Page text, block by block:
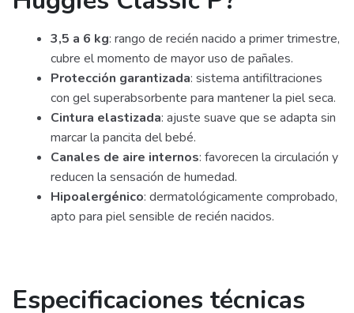
3,5 a 6 kg: rango de recién nacido a primer trimestre,
cubre el momento de mayor uso de pañales.
Protección garantizada: sistema antifiltraciones
con gel superabsorbente para mantener la piel seca.
Cintura elastizada: ajuste suave que se adapta sin
marcar la pancita del bebé.
Canales de aire internos: favorecen la circulación y
reducen la sensación de humedad.
Hipoalergénico: dermatológicamente comprobado,
apto para piel sensible de recién nacidos.
Especificaciones técnicas